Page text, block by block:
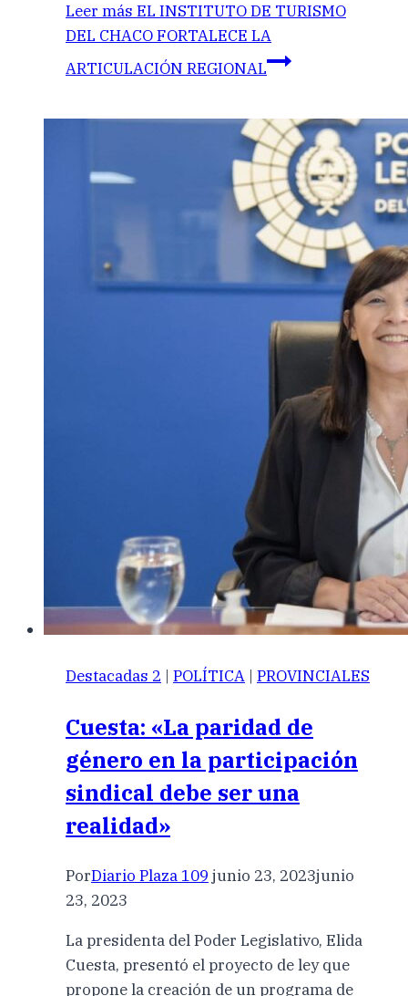
Leer más EL INSTITUTO DE TURISMO
DEL CHACO FORTALECE LA
ARTICULACIÓN REGIONAL
Destacadas 2 | POLÍTICA | PROVINCIALES
Cuesta: «La paridad de
género en la participación
sindical debe ser una
realidad»
PorDiario Plaza 109 junio 23, 2023junio
23, 2023
La presidenta del Poder Legislativo, Elida
Cuesta, presentó el proyecto de ley que
propone la creación de un programa de